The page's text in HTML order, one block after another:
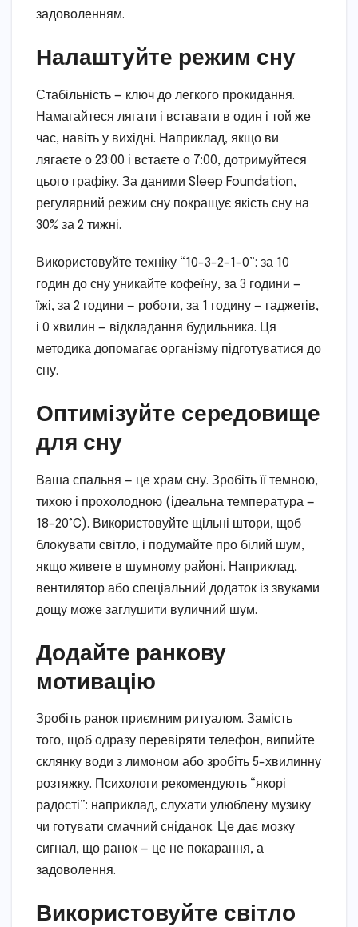
задоволенням.
Налаштуйте режим сну
Стабільність — ключ до легкого прокидання.
Намагайтеся лягати і вставати в один і той же
час, навіть у вихідні. Наприклад, якщо ви
лягаєте о 23:00 і встаєте о 7:00, дотримуйтеся
цього графіку. За даними Sleep Foundation,
регулярний режим сну покращує якість сну на
30% за 2 тижні.
Використовуйте техніку “10-3-2-1-0”: за 10
годин до сну уникайте кофеїну, за 3 години —
їжі, за 2 години — роботи, за 1 годину — гаджетів,
і 0 хвилин — відкладання будильника. Ця
методика допомагає організму підготуватися до
сну.
Оптимізуйте середовище
для сну
Ваша спальня — це храм сну. Зробіть її темною,
тихою і прохолодною (ідеальна температура —
18–20°C). Використовуйте щільні штори, щоб
блокувати світло, і подумайте про білий шум,
якщо живете в шумному районі. Наприклад,
вентилятор або спеціальний додаток із звуками
дощу може заглушити вуличний шум.
Додайте ранкову
мотивацію
Зробіть ранок приємним ритуалом. Замість
того, щоб одразу перевіряти телефон, випийте
склянку води з лимоном або зробіть 5-хвилинну
розтяжку. Психологи рекомендують “якорі
радості”: наприклад, слухати улюблену музику
чи готувати смачний сніданок. Це дає мозку
сигнал, що ранок — це не покарання, а
задоволення.
Використовуйте світло